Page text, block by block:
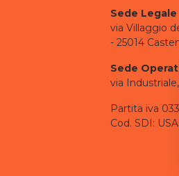
Sede Legale
via Villaggio
- 25014
Sede
via
Partita iva
Cod. SDI: